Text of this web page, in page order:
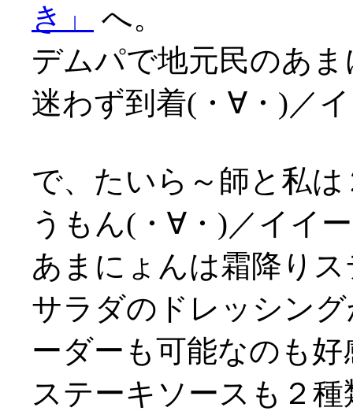
き」
へ。
デムパで地元民のあ
迷わず到着(・∀・)／
で、たいら～師と私
うもん(・∀・)／イイ
あまにょんは霜降り
サラダのドレッシン
ーダーも可能なのも好
ステーキソースも２